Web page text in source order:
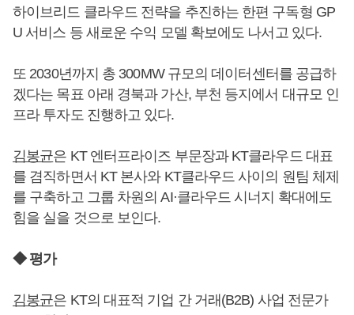
하이브리드 클라우드 전략을 추진하는 한편 구독형 GP
U 서비스 등 새로운 수익 모델 확보에도 나서고 있다.
또 2030년까지 총 300MW 규모의 데이터센터를 공급하
겠다는 목표 아래 경북과 가산, 부천 등지에서 대규모 인
프라 투자도 진행하고 있다.
김봉균은 KT 엔터프라이즈 부문장과 KT클라우드 대표
를 겸직하면서 KT 본사와 KT클라우드 사이의 원팀 체제
를 구축하고 그룹 차원의 AI·클라우드 시너지 확대에도
힘을 실을 것으로 보인다.
◆ 평가
김봉균은 KT의 대표적 기업 간 거래(B2B) 사업 전문가